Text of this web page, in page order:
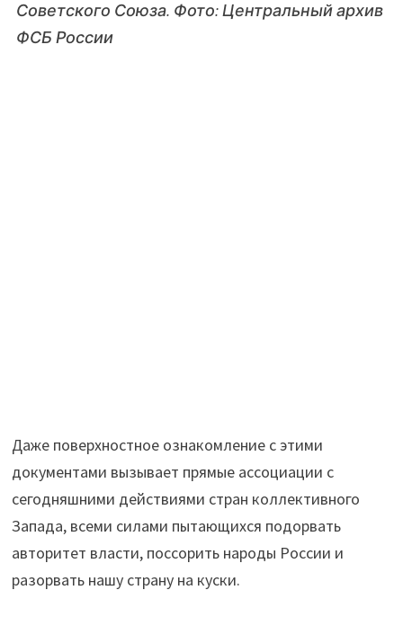
Советского Союза. Фото: Центральный архив
ФСБ России
Даже поверхностное ознакомление с этими
документами вызывает прямые ассоциации с
сегодняшними действиями стран коллективного
Запада, всеми силами пытающихся подорвать
авторитет власти, поссорить народы России и
разорвать нашу страну на куски.